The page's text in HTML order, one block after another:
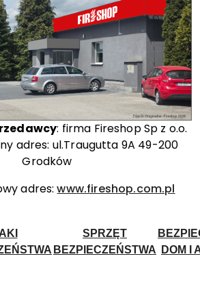
: firma Fireshop Sp z o.o.
adres: ul.Traugutta 9A 49-200
Grodków
adres:www.fireshop.com.pl
SPRZĘT
BEZPIECZEŃSTWA
DOM I